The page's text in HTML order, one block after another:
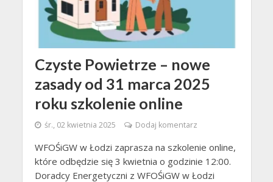
Czyste Powietrze – nowe
zasady od 31 marca 2025
roku szkolenie online
śr., 02 kwietnia 2025 Dodaj komentarz
WFOŚiGW w Łodzi zaprasza na szkolenie online,
które odbędzie się 3 kwietnia o godzinie 12:00.
Doradcy Energetyczni z WFOŚiGW w Łodzi